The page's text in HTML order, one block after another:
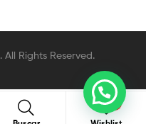
. All Rights Reserved.
0